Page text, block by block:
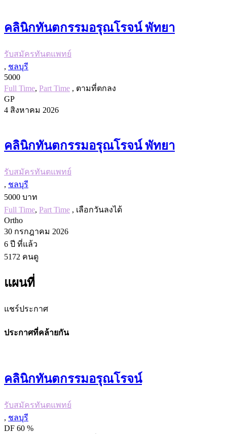
คลินิกทันตกรรมอรุณโรจน์ พัทยา
รับสมัครทันตแพทย์
, ชลบุรี
5000
Full Time, Part Time , ตามที่ตกลง
GP
4 สิงหาคม 2026
คลินิกทันตกรรมอรุณโรจน์ พัทยา
รับสมัครทันตแพทย์
, ชลบุรี
5000 บาท
Full Time, Part Time , เลือกวันลงได้
Ortho
30 กรกฎาคม 2026
6 ปี ที่แล้ว
5172 คนดู
แผนที่
แชร์ประกาศ
ประกาศที่คล้ายกัน
คลินิกทันตกรรมอรุณโรจน์
รับสมัครทันตแพทย์
, ชลบุรี
DF 60 %